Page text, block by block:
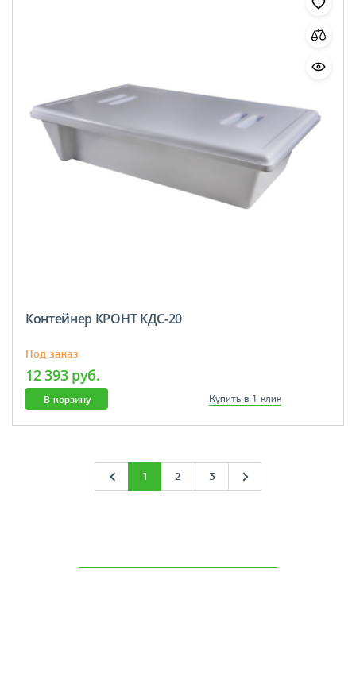
Контейнер КРОНТ КДС-20
Под заказ
12 393 руб.
В корзину Купить в 1 клик
1 2 3